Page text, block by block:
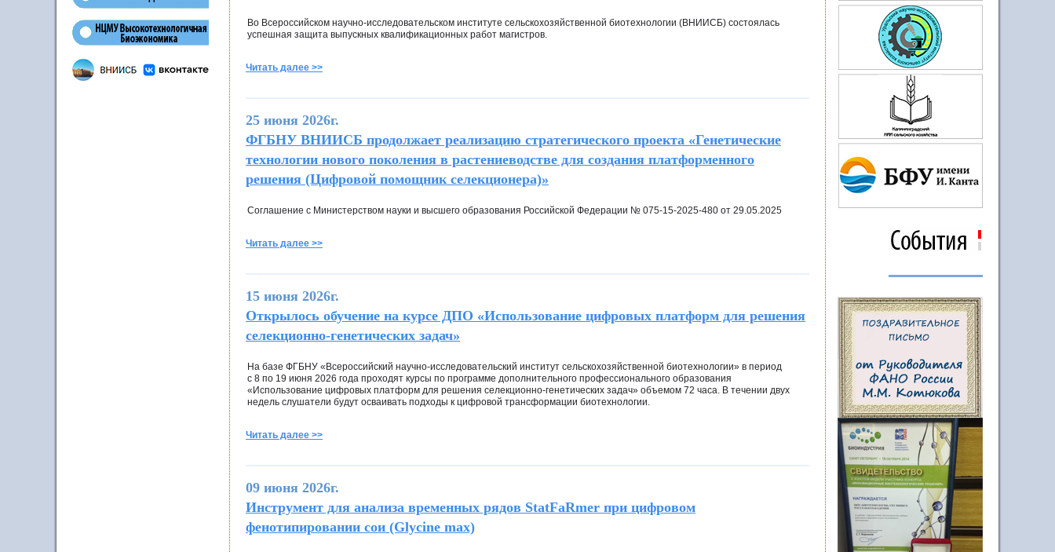
Во Всероссийском научно-исследовательском институте сельскохозяйственной биотехнологии (ВНИИСБ) состоялась
успешная защита выпускных квалификационных работ магистров.
Читать далее >>
25 июня 2026г.
ФГБНУ ВНИИСБ продолжает реализацию стратегического проекта «Генетические
технологии нового поколения в растениеводстве для создания платформенного
решения (Цифровой помощник селекционера)»
Соглашение с Министерством науки и высшего образования Российской Федерации № 075-15-2025-480 от 29.05.2025
Читать далее >>
15 июня 2026г.
Открылось обучение на курсе ДПО «Использование цифровых платформ для решения
селекционно-генетических задач»
На базе ФГБНУ «Всероссийский научно-исследовательский институт сельскохозяйственной биотехнологии» в период
с 8 по 19 июня 2026 года проходят курсы по программе дополнительного профессионального образования
«Использование цифровых платформ для решения селекционно-генетических задач» объемом 72 часа. В течении двух
недель слушатели будут осваивать подходы к цифровой трансформации биотехнологии.
Читать далее >>
09 июня 2026г.
Инструмент для анализа временных рядов StatFaRmer при цифровом
фенотипировании сои (Glycine max)